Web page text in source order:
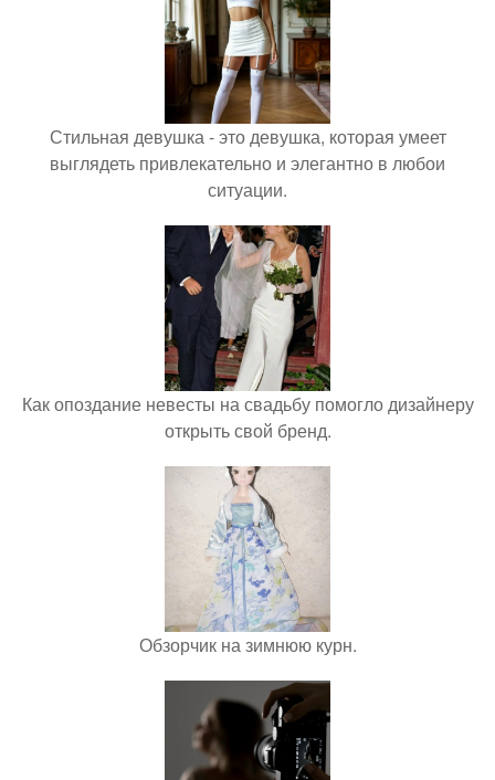
Стильная девушка - это девушка, которая умеет
выглядеть привлекательно и элегантно в любои
ситуации.
Как опоздание невесты на свадьбу помогло дизайнеру
открыть свой бренд.
Обзорчик на зимнюю курн.